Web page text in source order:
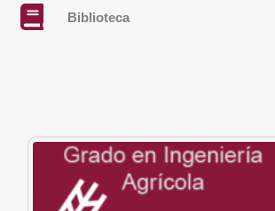
Biblioteca